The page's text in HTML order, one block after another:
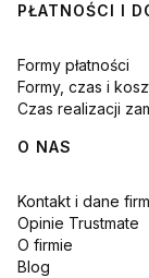
PŁATNOŚCI I
Formy płatności
Formy, czas i
Czas realizacji
O NAS
Kontakt i dane
Opinie Trustmate
O firmie
Blog